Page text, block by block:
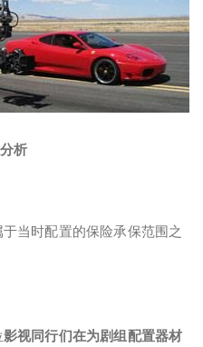
析
当时配置的保险承保范围之
影视同行们在为剧组配置器材